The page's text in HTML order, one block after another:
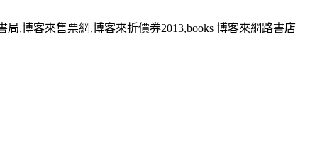
,博客來售票網,博客來折價券2013,books 博客來網路書店